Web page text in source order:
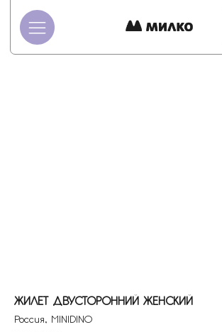
ЖИЛЕТ ДВУСТОРОННИЙ ЖЕНСКИЙ
Россия, MINIDINO